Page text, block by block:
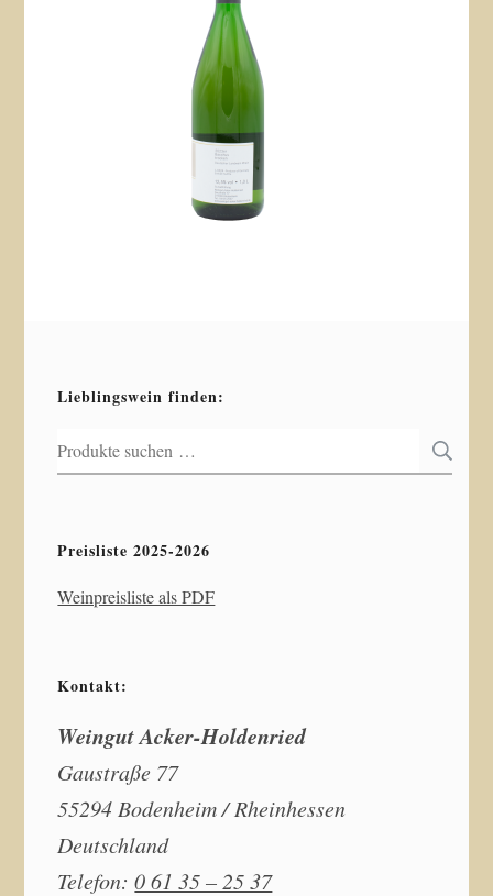
Lieblingswein finden:
Suchen
nach:
Preisliste 2025-2026
Weinpreisliste als PDF
Kontakt:
Weingut Acker-Holdenried
Gaustraße 77
55294 Bodenheim / Rheinhessen
Deutschland
Telefon:0 61 35 – 25 37